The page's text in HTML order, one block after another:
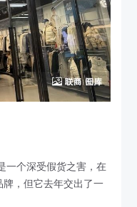
一个深受假货之害，在
牌，但它去年交出了一